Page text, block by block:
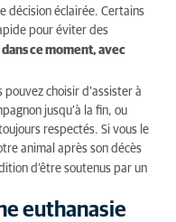
?
décision éclairée. Certains
pour éviter des
ce moment, avec
choisir d’assister à
jusqu’à la fin, ou
respectés. Si vous le
animal après son décès
d’être soutenus par un
euthanasie